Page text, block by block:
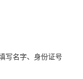
写名字、身份证号